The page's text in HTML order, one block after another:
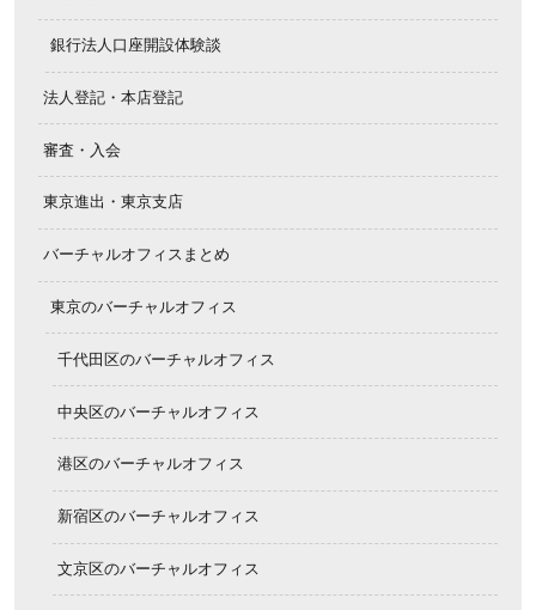
銀行法人口座開設体験談
法人登記・本店登記
審査・入会
東京進出・東京支店
バーチャルオフィスまとめ
東京のバーチャルオフィス
千代田区のバーチャルオフィス
中央区のバーチャルオフィス
港区のバーチャルオフィス
新宿区のバーチャルオフィス
文京区のバーチャルオフィス